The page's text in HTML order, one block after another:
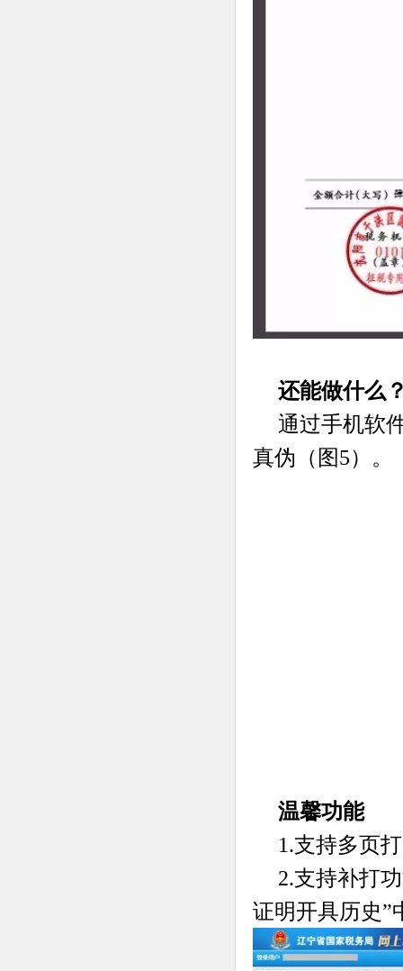
还能做什么
通过手机软
真伪（图5）。
温馨功能
1.支持多页
2.支持补打
证明开具历史”